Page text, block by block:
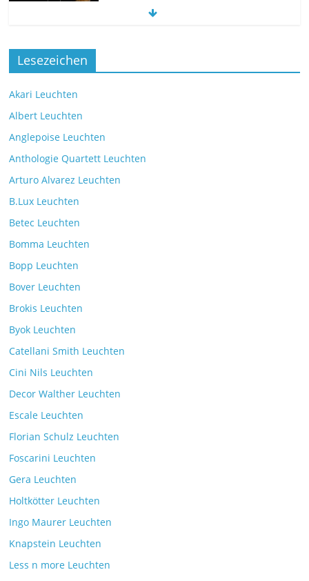
9. Juli 2025 Kommentare deaktiviert
7. Juli 2025
Herstellers Brokis
Lesezeichen
Akari Leuchten
Albert Leuchten
Anglepoise Leuchten
Anthologie Quartett Leuchten
Arturo Alvarez Leuchten
B.Lux Leuchten
Betec Leuchten
Bomma Leuchten
Bopp Leuchten
Bover Leuchten
Brokis Leuchten
Byok Leuchten
Catellani Smith Leuchten
Cini Nils Leuchten
Decor Walther Leuchten
Escale Leuchten
Florian Schulz Leuchten
Foscarini Leuchten
Gera Leuchten
Holtkötter Leuchten
Ingo Maurer Leuchten
Knapstein Leuchten
Less n more Leuchten